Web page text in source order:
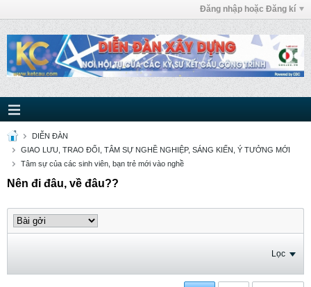
Đăng nhập hoặc Đăng kí
DIỄN ĐÀN
GIAO LƯU, TRAO ĐỔI, TÂM SỰ NGHỀ NGHIỆP, SÁNG KIẾN, Ý TƯỞNG MỚI
Tâm sự của các sinh viên, bạn trẻ mới vào nghề
Nên đi đâu, về đâu??
Lọc